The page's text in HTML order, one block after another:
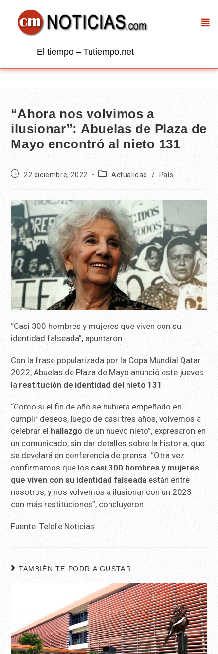
El tiempo – Tutiempo.net
“Ahora nos volvimos a
ilusionar”: Abuelas de Plaza de
Mayo encontró al nieto 131
22 diciembre, 2022 Actualidad / País
“Casi 300 hombres y mujeres que viven con su
identidad falseada”, apuntaron.
Con la frase popularizada por la Copa Mundial Qatar
2022, Abuelas de Plaza de Mayo anunció este jueves
la restitución de identidad del nieto 131 .
“Como si el fin de año se hubiera empeñado en
cumplir deseos, luego de casi tres años, volvemos a
celebrar el hallazgo de un nuevo nieto”, expresaron en
un comunicado, sin dar detalles sobre la historia, que
se develará en conferencia de prensa. “Otra vez
confirmamos que los casi 300 hombres y mujeres
que viven con su identidad falseada están entre
nosotros, y nos volvemos a ilusionar con un 2023
con más restituciones”, concluyeron.
Fuente: Telefe Noticias
TAMBIÉN TE PODRÍA GUSTAR